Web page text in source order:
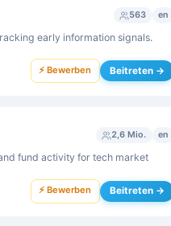
563 en
early information signals.
⚡ Bewerben Beitreten →
2,6 Mio. en
fund activity for tech market
⚡ Bewerben Beitreten →